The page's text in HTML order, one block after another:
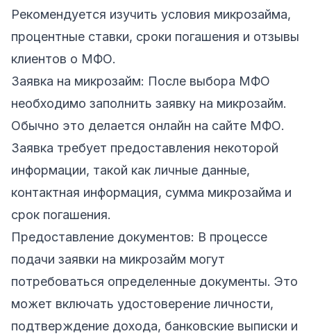
Рекомендуется изучить условия микрозайма,
процентные ставки, сроки погашения и отзывы
клиентов о МФО.
Заявка на микрозайм: После выбора МФО
необходимо заполнить заявку на микрозайм.
Обычно это делается онлайн на сайте МФО.
Заявка требует предоставления некоторой
информации, такой как личные данные,
контактная информация, сумма микрозайма и
срок погашения.
Предоставление документов: В процессе
подачи заявки на микрозайм могут
потребоваться определенные документы. Это
может включать удостоверение личности,
подтверждение дохода, банковские выписки и